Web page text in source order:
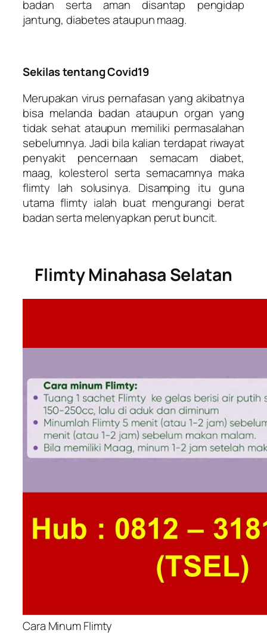
badan serta aman disantap pengidap
jantung, diabetes ataupun maag.
Sekilas tentang Covid19
Merupakan virus pernafasan yang akibatnya
bisa melanda badan ataupun organ yang
tidak sehat ataupun memiliki permasalahan
sebelumnya. Jadi bila kalian terdapat riwayat
penyakit pencernaan semacam diabet,
maag, kolesterol serta semacamnya maka
flimty lah solusinya. Disamping itu guna
utama flimty ialah buat mengurangi berat
badan serta melenyapkan perut buncit.
Flimty Minahasa Selatan
Cara Minum Flimty